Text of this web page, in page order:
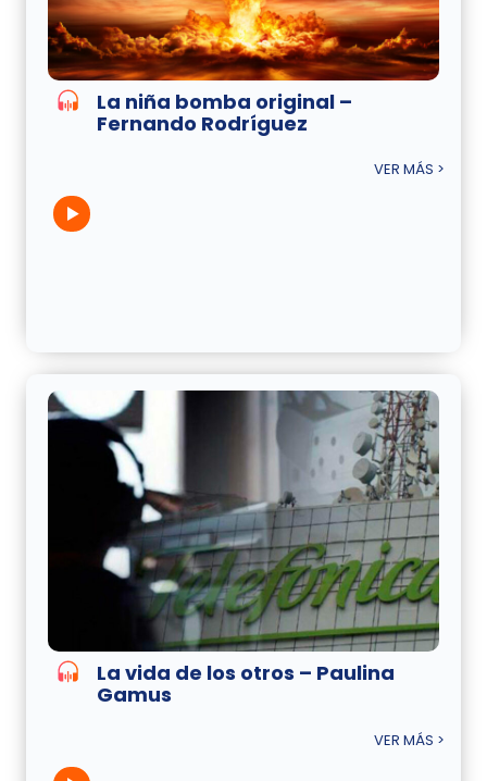
La niña bomba original –
Fernando Rodríguez
VER MÁS >
La vida de los otros – Paulina
Gamus
VER MÁS >